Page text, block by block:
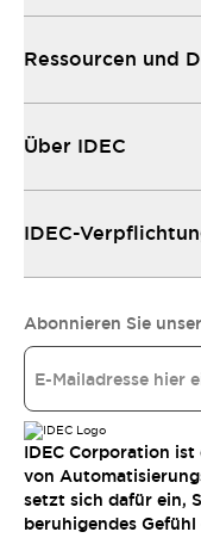
Ressourcen und
Über IDEC
IDEC-
Abonnieren Sie
IDEC Corporation
von
setzt sich dafür ein,
beruhigendes